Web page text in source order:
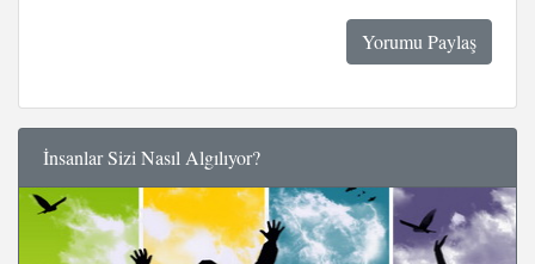
İnsanlar Sizi Nasıl Algılıyor?